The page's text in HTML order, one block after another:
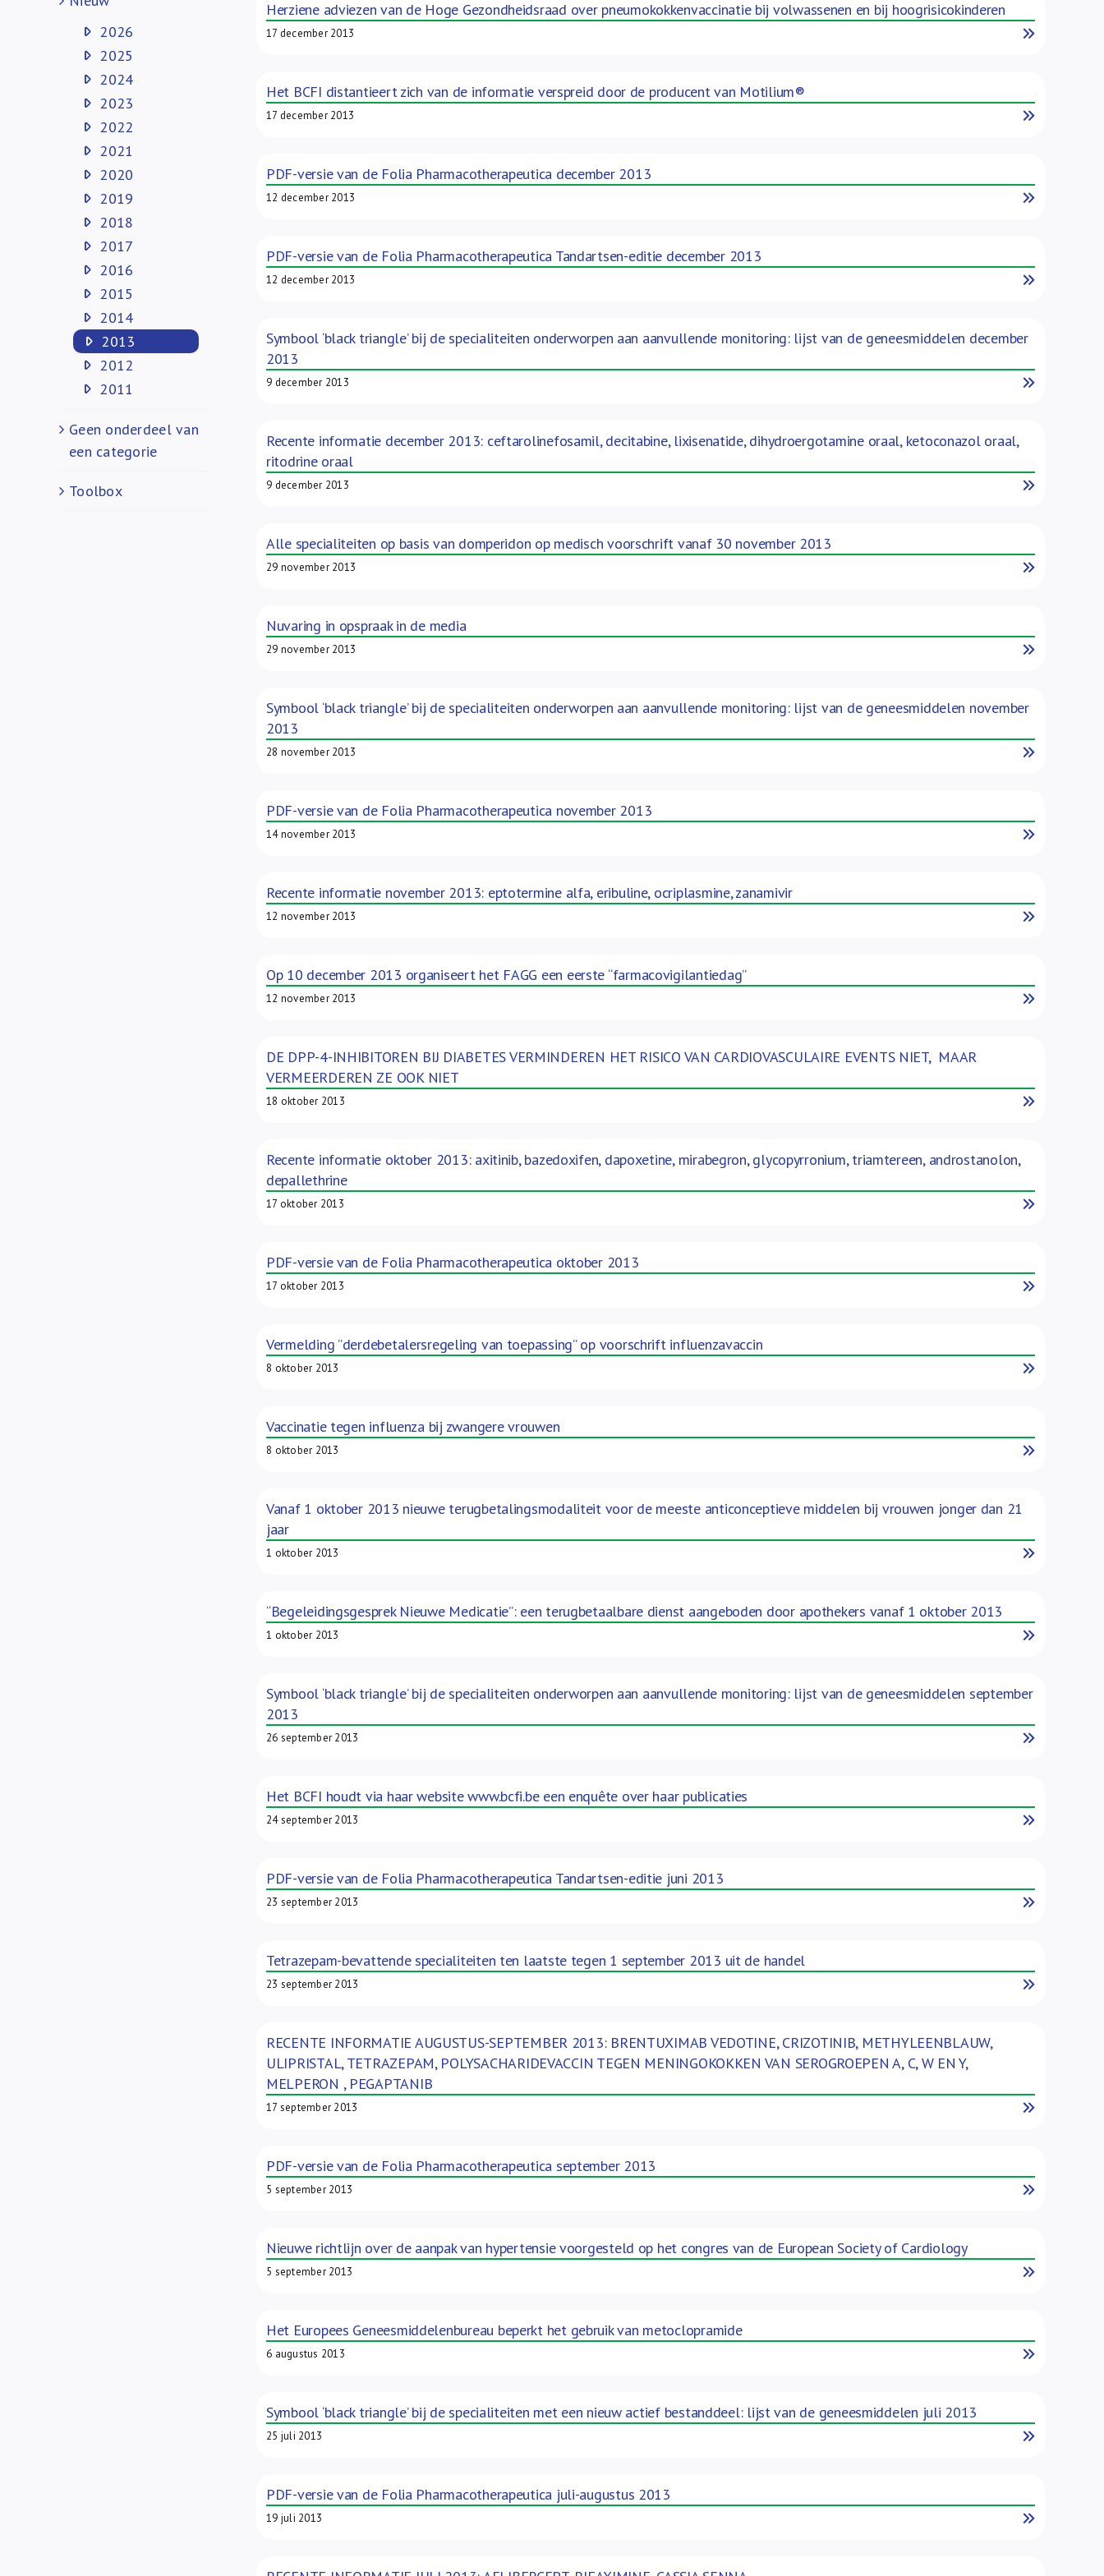
Herziene adviezen van de Hoge Gezondheidsraad over pneumokokkenvaccinatie bij volwassenen en bij hoogrisicokinderen
17 december 2013 Read More
Het BCFI distantieert zich van de informatie verspreid door de producent van Motilium®
17 december 2013 Read More
PDF-versie van de Folia Pharmacotherapeutica december 2013
12 december 2013 Read More
PDF-versie van de Folia Pharmacotherapeutica Tandartsen-editie december 2013
12 december 2013 Read More
Symbool ‘black triangle’ bij de specialiteiten onderworpen aan aanvullende monitoring: lijst van de geneesmiddelen december
2013
9 december 2013 Read More
Recente informatie december 2013: ceftarolinefosamil, decitabine, lixisenatide, dihydroergotamine oraal, ketoconazol oraal,
ritodrine oraal
9 december 2013 Read More
Alle specialiteiten op basis van domperidon op medisch voorschrift vanaf 30 november 2013
29 november 2013 Read More
Nuvaring in opspraak in de media
29 november 2013 Read More
Symbool ‘black triangle’ bij de specialiteiten onderworpen aan aanvullende monitoring: lijst van de geneesmiddelen november
2013
28 november 2013 Read More
PDF-versie van de Folia Pharmacotherapeutica november 2013
14 november 2013 Read More
Recente informatie november 2013: eptotermine alfa, eribuline, ocriplasmine, zanamivir
12 november 2013 Read More
Op 10 december 2013 organiseert het FAGG een eerste “farmacovigilantiedag”
12 november 2013 Read More
DE DPP-4-INHIBITOREN BIJ DIABETES VERMINDEREN HET RISICO VAN CARDIOVASCULAIRE EVENTS NIET, MAAR
VERMEERDEREN ZE OOK NIET
18 oktober 2013 Read More
Recente informatie oktober 2013: axitinib, bazedoxifen, dapoxetine, mirabegron, glycopyrronium, triamtereen, androstanolon,
depallethrine
17 oktober 2013 Read More
PDF-versie van de Folia Pharmacotherapeutica oktober 2013
17 oktober 2013 Read More
Vermelding ”derdebetalersregeling van toepassing” op voorschrift influenzavaccin
8 oktober 2013 Read More
Vaccinatie tegen influenza bij zwangere vrouwen
8 oktober 2013 Read More
Vanaf 1 oktober 2013 nieuwe terugbetalingsmodaliteit voor de meeste anticonceptieve middelen bij vrouwen jonger dan 21
jaar
1 oktober 2013 Read More
“Begeleidingsgesprek Nieuwe Medicatie”: een terugbetaalbare dienst aangeboden door apothekers vanaf 1 oktober 2013
1 oktober 2013 Read More
Symbool ‘black triangle’ bij de specialiteiten onderworpen aan aanvullende monitoring: lijst van de geneesmiddelen september
2013
26 september 2013 Read More
Het BCFI houdt via haar website www.bcfi.be een enquête over haar publicaties
24 september 2013 Read More
PDF-versie van de Folia Pharmacotherapeutica Tandartsen-editie juni 2013
23 september 2013 Read More
Tetrazepam-bevattende specialiteiten ten laatste tegen 1 september 2013 uit de handel
23 september 2013 Read More
RECENTE INFORMATIE AUGUSTUS-SEPTEMBER 2013: BRENTUXIMAB VEDOTINE, CRIZOTINIB, METHYLEENBLAUW,
ULIPRISTAL, TETRAZEPAM, POLYSACHARIDEVACCIN TEGEN MENINGOKOKKEN VAN SEROGROEPEN A, C, W EN Y,
MELPERON , PEGAPTANIB
17 september 2013 Read More
PDF-versie van de Folia Pharmacotherapeutica september 2013
5 september 2013 Read More
Nieuwe richtlijn over de aanpak van hypertensie voorgesteld op het congres van de European Society of Cardiology
5 september 2013 Read More
Het Europees Geneesmiddelenbureau beperkt het gebruik van metoclopramide
6 augustus 2013 Read More
Symbool ‘black triangle’ bij de specialiteiten met een nieuw actief bestanddeel: lijst van de geneesmiddelen juli 2013
25 juli 2013 Read More
PDF-versie van de Folia Pharmacotherapeutica juli-augustus 2013
19 juli 2013 Read More
2026
2025
2024
2023
2022
2021
2020
2019
2018
2017
2016
2015
2014
2013
2012
2011
Geen onderdeel van
een categorie
Toolbox